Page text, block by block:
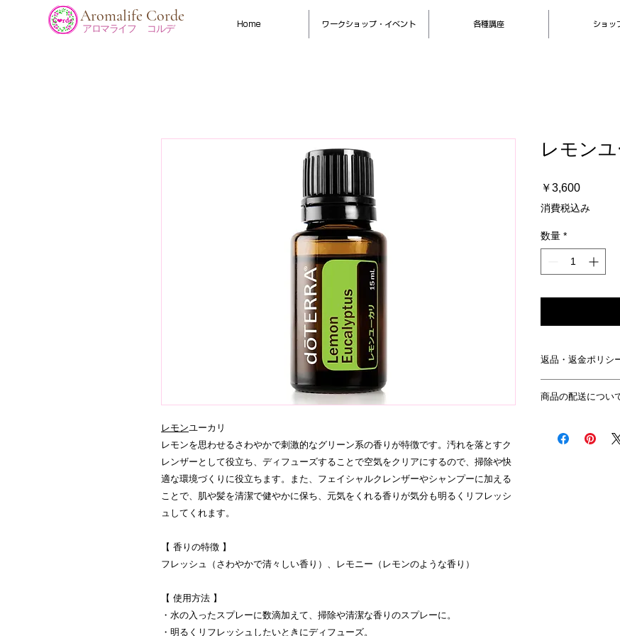
​Aromalife Corde
​アロマライフ コルデ Home ワークショップ・イベント 各種講座 ショッ
レモンユーカリ
レモンを思わせるさわやかで刺激的なグリーン系の香りが特徴です。汚れを落とすク
レンザーとして役立ち、ディフューズすることで空気をクリアにするので、掃除や快
適な環境づくりに役立ちます。また、フェイシャルクレンザーやシャンプーに加える
ことで、肌や髪を清潔で健やかに保ち、元気をくれる香りが気分も明るくリフレッシ
ュしてくれます。
【 香りの特徴 】
フレッシュ（さわやかで清々しい香り）、レモニー（レモンのような香り）
【 使用方法 】
・水の入ったスプレーに数滴加えて、掃除や清潔な香りのスプレーに。
・明るくリフレッシュしたいときにディフューズ。
レモン
￥3,600価
格
消費税込み
数量 *
返品・返金ポリシ
ば、返品・交換
ことができませ
開封済み（内袋）
商品の配送につい
料につきまして